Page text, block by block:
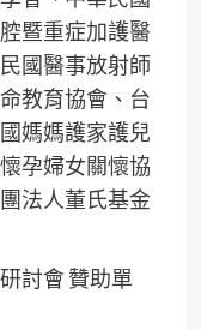
暨重症加護醫
國醫事放射師
教育協會、台
媽媽護家護兒
孕婦女關懷協
法人董氏基金
討會 贊助單